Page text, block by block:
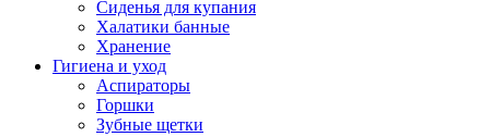
Сиденья для купания
Халатики банные
Хранение
Гигиена и уход
Аспираторы
Горшки
Зубные щетки